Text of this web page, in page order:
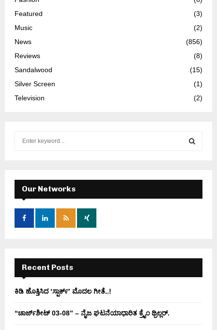
Featured
(3)
Music
(2)
News
(856)
Reviews
(8)
Sandalwood
(15)
Silver Screen
(1)
Television
(2)
f
o
:
E
A
H
Our Networks
Recent Posts
ಕಿಡಿ‌‌ ಹೊತ್ತಿಸಿದ ‘ಸ್ಪಾರ್ಕ್’ ಮೊದಲ‌ ಗೀತೆ..!
“ಚಾರ್ಜ್‌ಶೀಟ್ 03-08” – ನೈಜ ಘಟನೆಯಾಧಾರಿತ ಕ್ರೈಂ ಥ್ರಿಲ್ಲರ್.